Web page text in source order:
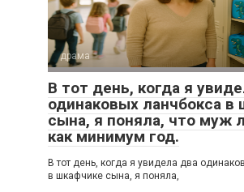
драма
В тот день, когда я
одинаковых ланчбокса в
сына, я поняла, что муж
как минимум год.
В тот день, когда я увидела два
в шкафчике сына, я поняла,